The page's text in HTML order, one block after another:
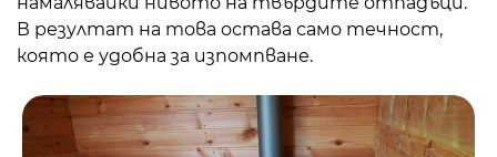
В резултат на това остава само течност,
която е удобна за изпомпване.